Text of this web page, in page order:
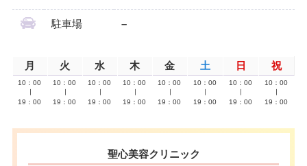
駐車場 –
月 火 水 木 金 土 日 祝
10：00
19：00
10：00
19：00
10：00
19：00
10：00
19：00
10：00
19：00
10：00
19：00
10：00
19：00
10：00
19：00
聖心美容クリニック